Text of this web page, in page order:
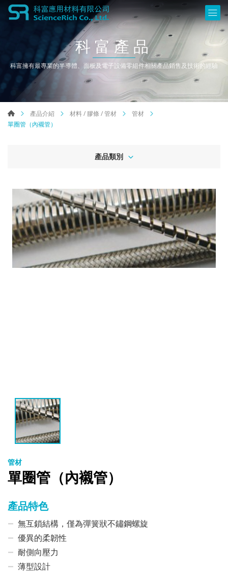
科富產品
科富擁有最專業的半導體、面板及電子設備零組件相關產品銷售及技術的經驗
產品介紹 材料 / 膠條 / 管材
管材
單圈管（內襯管）
產品類別
管材
單圈管（內襯管）
產品特色
無互鎖結構，僅為彈簧狀不鏽鋼螺旋
優異的柔韌性
耐側向壓力
薄型設計